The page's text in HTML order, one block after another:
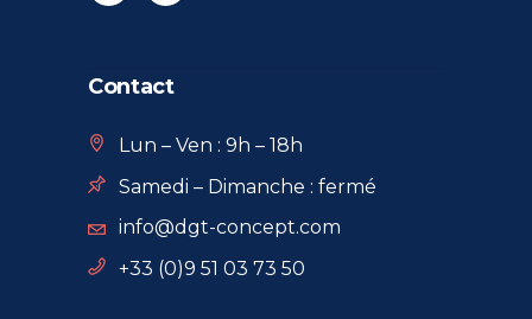
Contact
Lun – Ven : 9h – 18h
Samedi – Dimanche : fermé
info@dgt-concept.com
+33 (0)9 51 03 73 50